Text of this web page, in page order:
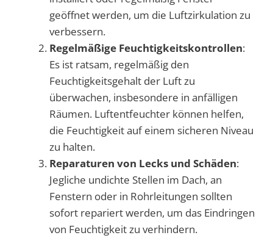
geöffnet werden, um die Luftzirkulation zu
verbessern.
Regelmäßige Feuchtigkeitskontrollen:
Es ist ratsam, regelmäßig den
Feuchtigkeitsgehalt der Luft zu
überwachen, insbesondere in anfälligen
Räumen. Luftentfeuchter können helfen,
die Feuchtigkeit auf einem sicheren Niveau
zu halten.
Reparaturen von Lecks und Schäden:
Jegliche undichte Stellen im Dach, an
Fenstern oder in Rohrleitungen sollten
sofort repariert werden, um das Eindringen
von Feuchtigkeit zu verhindern.